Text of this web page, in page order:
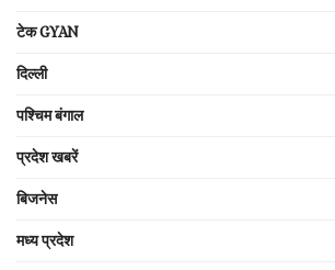
टेक GYAN
दिल्ली
पश्चिम बंगाल
प्रदेश खबरें
बिजनेस
मध्य प्रदेश